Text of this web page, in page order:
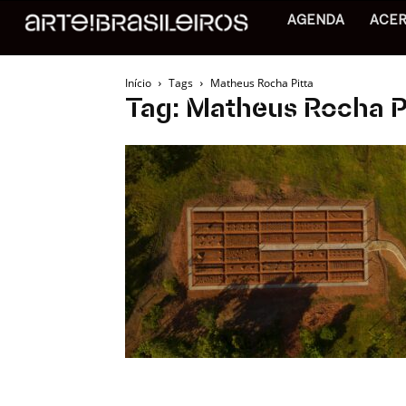
AGENDA
Início Tags Matheus Rocha Pitta
Tag: Matheus Rocha